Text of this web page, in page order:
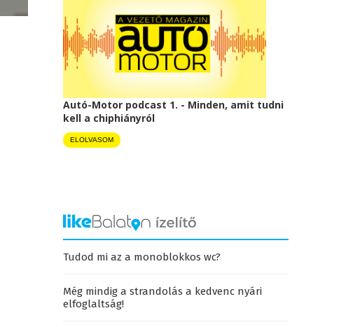
Autó-Motor podcast 1. - Minden, amit tudni
kell a chiphiányról
ELOLVASOM
Tudod mi az a monoblokkos wc?
Még mindig a strandolás a kedvenc nyári
elfoglaltság!